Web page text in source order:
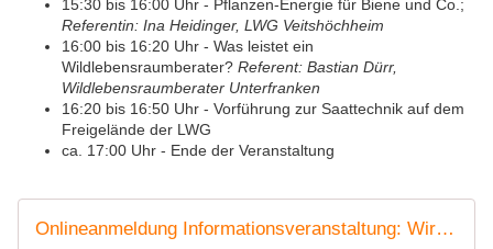
15:30 bis 16:00 Uhr - Pflanzen-Energie für Biene und Co.;
Referentin: Ina Heidinger, LWG Veitshöchheim
16:00 bis 16:20 Uhr - Was leistet ein
Wildlebensraumberater? Referent: Bastian Dürr,
Wildlebensraumberater Unterfranken
16:20 bis 16:50 Uhr - Vorführung zur Saattechnik auf dem
Freigelände der LWG
ca. 17:00 Uhr - Ende der Veranstaltung
Onlineanmeldung Informationsveranstaltung: Wir säen Biodiversität - Ansaaten für Siedlung und Landwirtschaft